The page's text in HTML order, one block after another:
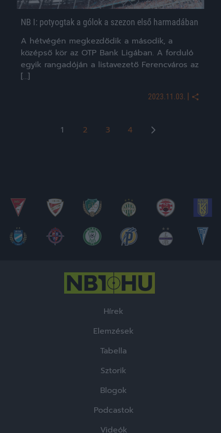
NB I: potyogtak a gólok a szezon első harmadában
A hétvégén megkezdődik a második, a
középső kör az OTP Bank Ligában. A forduló
egyik rangadóján a listavezető Ferencváros az
[…]
2023.11.03. |
Bejegyzések
1 2 3 4
Hírek
Elemzések
Tabella
Sztorik
Blogok
Podcastok
Videók